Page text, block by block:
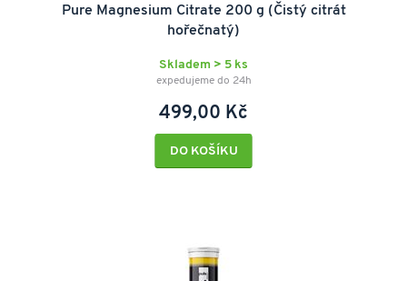
Pure Magnesium Citrate 200 g (Čistý citrát
hořečnatý)
Skladem > 5 ks
expedujeme do 24h
499,00 Kč
DO KOŠÍKU